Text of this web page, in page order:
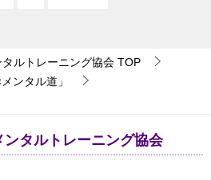
ルトレーニング協会 TOP
ンタル道」
タルトレーニング協会